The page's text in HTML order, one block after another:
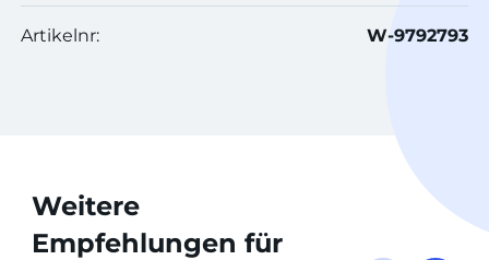
Artikelnr: W-9792793
Weitere
Empfehlungen für